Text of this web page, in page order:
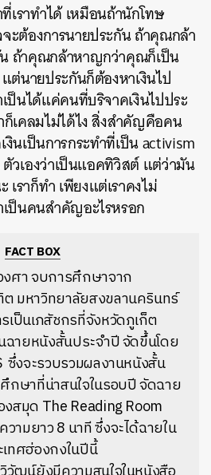
เราทำได้ เหมือนถ้านักโทษ
ะต้องการนายประกัน ถ้าคุณกล้า
ถ้าคุณกล้าหาญกว่าคุณก็เป็น
ต่นายประกันก็ต้องหาเงินไป
ป็นได้แค่คนที่บริจาคเงินไปประ
เคลมไม่ได้ไง สิ่งสำคัญคือคน
นเป็นการกระทำที่เป็น activism
วเองว่าเป็นแอคทิวิสต์ แต่ว่ามัน
ราก็ทำ เพียงแต่เราคงไม่
เป็นคนสำคัญอะไรหรอก
FACT BOX
ศา จบการศึกษาจาก
มหาวิทยาลัยสงขลานครินทร์
เป็นเภสัชกรที่จังหวัดภูเก็ต
ฉายหนังสั้นประจำปี จัดขึ้นโดย
ซึ่งจะรวบรวมผลงานหนังสั้น
กษาที่น่าสนใจในรอบปี จัดฉาย
สมุด The Reading Room
ามยาว 8 นาที ซึ่งจะได้ฉายใน
ทศฮ่องกงในปีนี้